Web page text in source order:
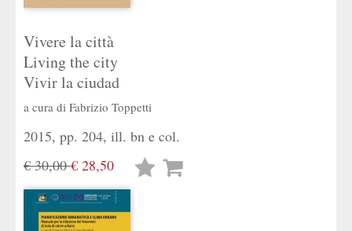
Vivere la città
Living the city
Vivir la ciudad
a cura di Fabrizio Toppetti
2015, pp. 204, ill. bn e col.
€ 30,00€ 28,50
Lista